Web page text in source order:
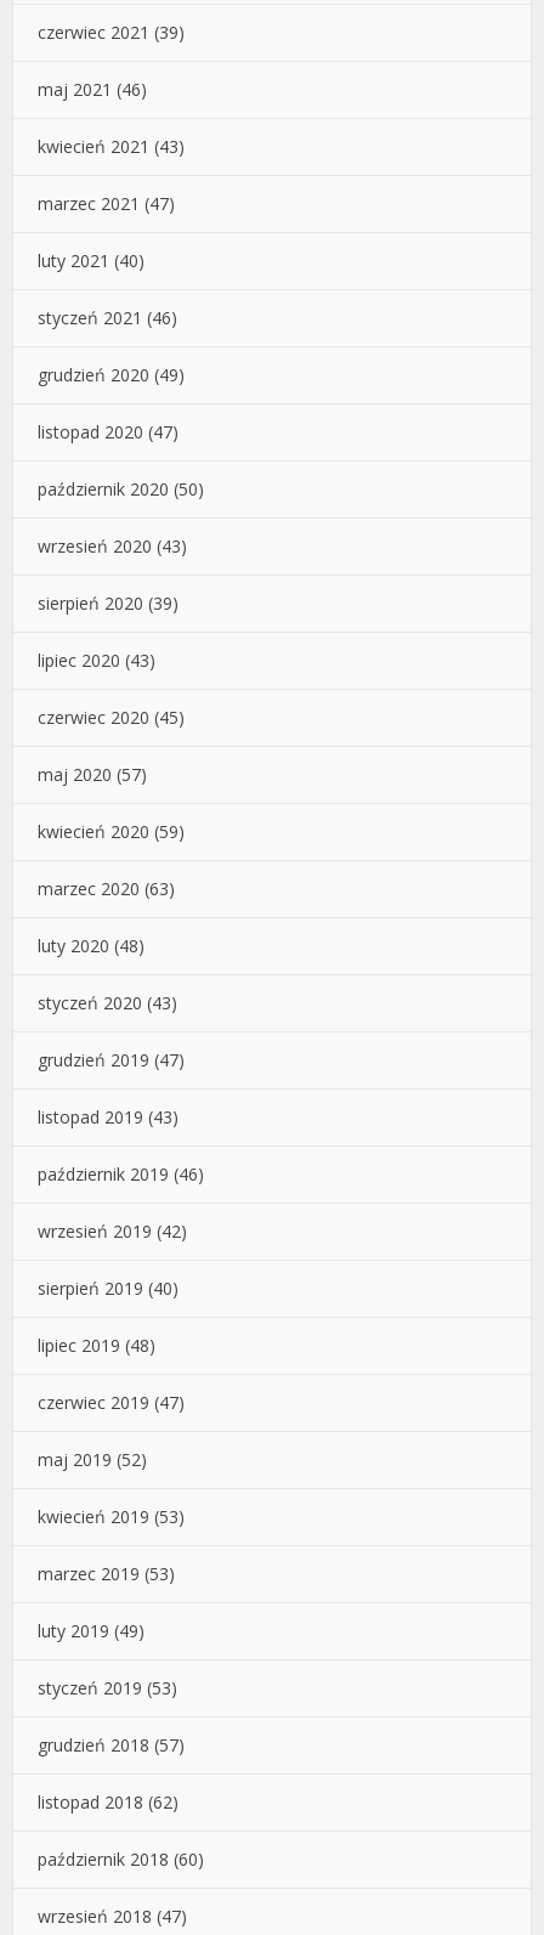
czerwiec 2021 (39)
maj 2021 (46)
kwiecień 2021 (43)
marzec 2021 (47)
luty 2021 (40)
styczeń 2021 (46)
grudzień 2020 (49)
listopad 2020 (47)
październik 2020 (50)
wrzesień 2020 (43)
sierpień 2020 (39)
lipiec 2020 (43)
czerwiec 2020 (45)
maj 2020 (57)
kwiecień 2020 (59)
marzec 2020 (63)
luty 2020 (48)
styczeń 2020 (43)
grudzień 2019 (47)
listopad 2019 (43)
październik 2019 (46)
wrzesień 2019 (42)
sierpień 2019 (40)
lipiec 2019 (48)
czerwiec 2019 (47)
maj 2019 (52)
kwiecień 2019 (53)
marzec 2019 (53)
luty 2019 (49)
styczeń 2019 (53)
grudzień 2018 (57)
listopad 2018 (62)
październik 2018 (60)
wrzesień 2018 (47)